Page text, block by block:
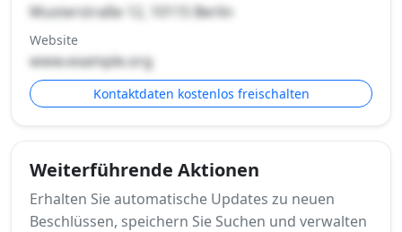
Musterstraße 12, 10115 Berlin
Website
www.example.org
Kontaktdaten kostenlos freischalten
Weiterführende Aktionen
Erhalten Sie automatische Updates zu neuen
Beschlüssen, speichern Sie Suchen und verwalten